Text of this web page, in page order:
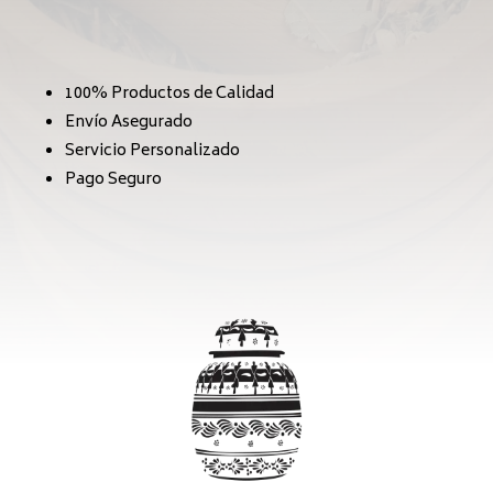
100% Productos de Calidad
Envío Asegurado
Servicio Personalizado
Pago Seguro